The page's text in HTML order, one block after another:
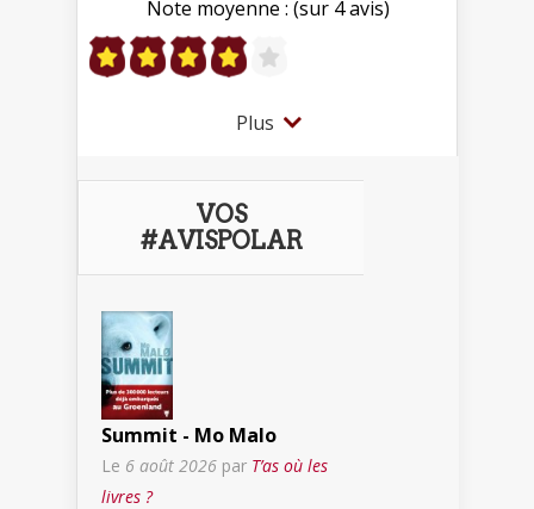
Note moyenne : (sur 4 avis)
Plus
VOS
#AVISPOLAR
Summit - Mo Malo
Le 6 août 2026 par T’as où les
livres ?